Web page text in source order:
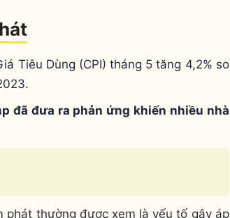
Tiêu Dùng (CPI) tháng 5 tăng 4,2% so
đã đưa ra phản ứng khiến nhiều nhà
phát thường được xem là yếu tố gây áp